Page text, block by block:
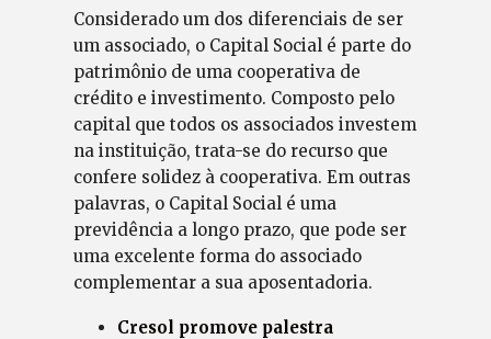
Considerado um dos diferenciais de ser
um associado, o Capital Social é parte do
patrimônio de uma cooperativa de
crédito e investimento. Composto pelo
capital que todos os associados investem
na instituição, trata-se do recurso que
confere solidez à cooperativa. Em outras
palavras, o Capital Social é uma
previdência a longo prazo, que pode ser
uma excelente forma do associado
complementar a sua aposentadoria.
Cresol promove palestra